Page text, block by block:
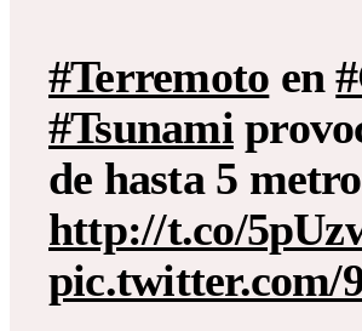
#Terremoto en
#Tsunami
de hasta 5
http://t.co/
pic.twitter.com/